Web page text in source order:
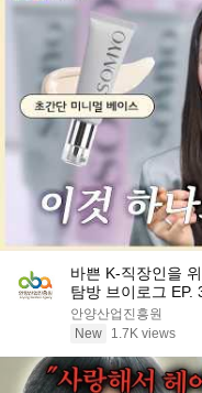
바쁜 K-직장인을
탐방 브이로그 EP.
안양산업진흥원
New
1.7K views